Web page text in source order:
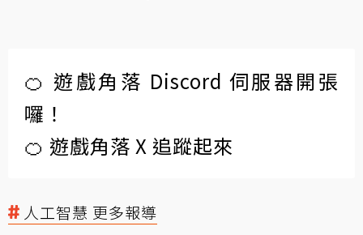
🍊 遊戲角落 Discord 伺服器開張
囉！
🍊 遊戲角落 X 追蹤起來
人工智慧 更多報導